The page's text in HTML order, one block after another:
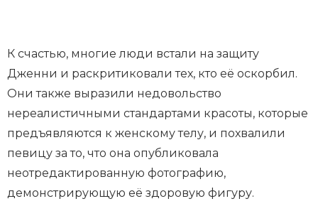
К счастью, многие люди встали на защиту
Дженни и раскритиковали тех, кто её оскорбил.
Они также выразили недовольство
нереалистичными стандартами красоты, которые
предъявляются к женскому телу, и похвалили
певицу за то, что она опубликовала
неотредактированную фотографию,
демонстрирующую её здоровую фигуру.